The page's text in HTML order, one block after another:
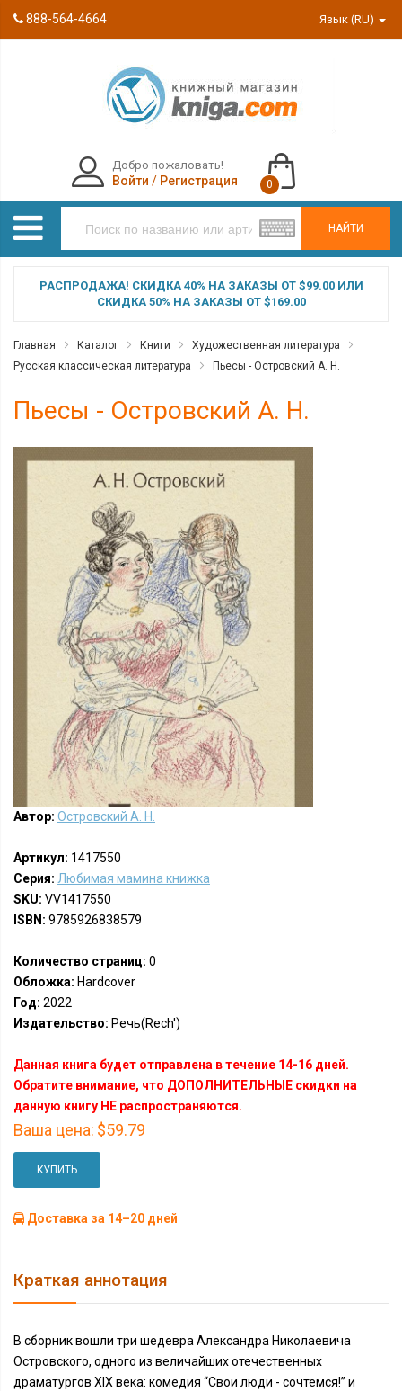
888-564-4664 Язык (RU)
НАЙТИ
Добро пожаловать!
Войти / Регистрация 0
РАСПРОДАЖА! СКИДКА 40% НА ЗАКАЗЫ ОТ $99.00 ИЛИ
СКИДКА 50% НА ЗАКАЗЫ ОТ $169.00
Главная Каталог Книги
Художественная литература
Русская классическая литература
Пьесы - Островский А. Н.
Пьесы - Островский А. Н.
Автор: Островский А. Н.
Артикул: 1417550
Серия: Любимая мамина книжка
SKU: VV1417550
ISBN: 9785926838579
Количество страниц: 0
Обложка: Hardcover
Год: 2022
Издательство: Речь(Rech')
Данная книга будет отправлена в течение 14-16 дней.
Обратите внимание, что ДОПОЛНИТЕЛЬНЫЕ скидки на
данную книгу НЕ распространяются.
Ваша цена: $59.79
КУПИТЬ
Доставка за 14–20 дней
Краткая аннотация
В сборник вошли три шедевра Александра Николаевича
Островского, одного из величайших отечественных
драматургов XIX века: комедия “Свои люди - сочтемся!” и